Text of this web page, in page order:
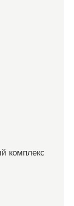
комплекс